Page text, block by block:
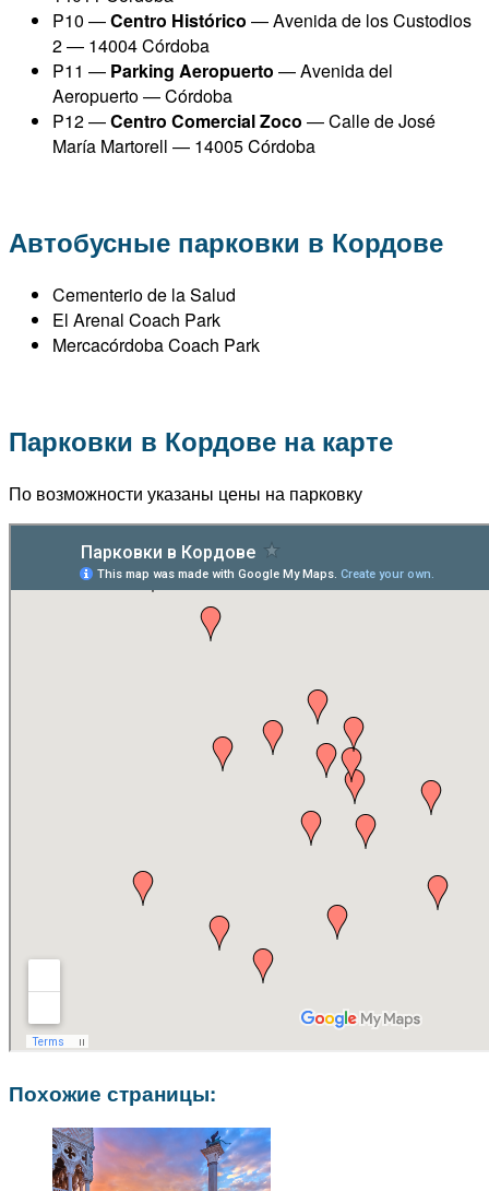
P10 —Centro Histórico — Avenida de los Custodios
2 — 14004 Córdoba
P11 — Parking Aeropuerto — Avenida del
Aeropuerto — Córdoba
P12 —Centro Comercial Zoco — Calle de José
María Martorell — 14005 Córdoba
Автобусные парковки в Кордове
Cementerio de la Salud
El Arenal Coach Park
Mercacórdoba Coach Park
Парковки в Кордове на карте
По возможности указаны цены на парковку
Похожие страницы: